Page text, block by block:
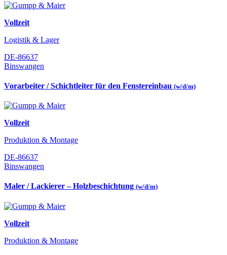
Vollzeit
Logistik & Lager
DE-86637
Binswangen
Vorarbeiter / Schichtleiter für den Fenstereinbau (w/d/m)
Vollzeit
Produktion & Montage
DE-86637
Binswangen
Maler / Lackierer – Holzbeschichtung (w/d/m)
Vollzeit
Produktion & Montage